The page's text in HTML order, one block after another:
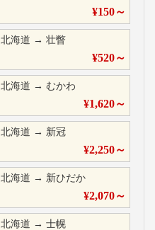
¥150～
北海道 →壮瞥
¥520～
北海道 →むかわ
¥1,620～
北海道 → 新冠
¥2,250～
北海道 → 新ひだか
¥2,070～
北海道 →士幌